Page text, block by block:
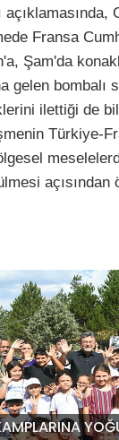
Fransa
Şam'da
gelen bombalı
ilettiği de
Türkiye-
açısından